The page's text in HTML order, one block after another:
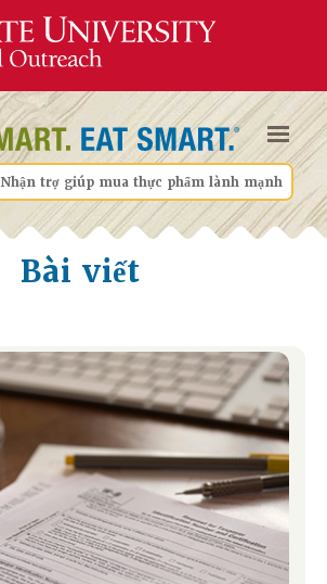
Nhận trợ giúp mua thực phẩm lành mạnh
Bài viết